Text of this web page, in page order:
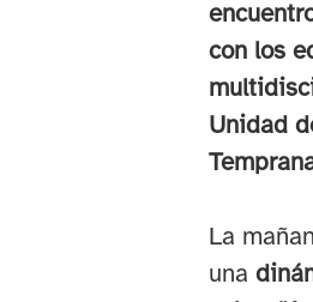
con los
Unidad
La
una